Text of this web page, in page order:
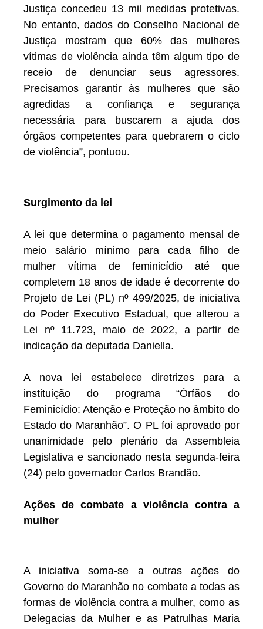
Justiça concedeu 13 mil medidas protetivas.
No entanto, dados do Conselho Nacional de
Justiça mostram que 60% das mulheres
vítimas de violência ainda têm algum tipo de
receio de denunciar seus agressores.
Precisamos garantir às mulheres que são
agredidas a confiança e segurança
necessária para buscarem a ajuda dos
órgãos competentes para quebrarem o ciclo
de violência”, pontuou.
Surgimento da lei
A lei que determina o pagamento mensal de
meio salário mínimo para cada filho de
mulher vítima de feminicídio até que
completem 18 anos de idade é decorrente do
Projeto de Lei (PL) nº 499/2025, de iniciativa
do Poder Executivo Estadual, que alterou a
Lei nº 11.723, maio de 2022, a partir de
indicação da deputada Daniella.
A nova lei estabelece diretrizes para a
instituição do programa “Órfãos do
Feminicídio: Atenção e Proteção no âmbito do
Estado do Maranhão”. O PL foi aprovado por
unanimidade pelo plenário da Assembleia
Legislativa e sancionado nesta segunda-feira
(24) pelo governador Carlos Brandão.
Ações de combate a violência contra a
mulher
A iniciativa soma-se a outras ações do
Governo do Maranhão no combate a todas as
formas de violência contra a mulher, como as
Delegacias da Mulher e as Patrulhas Maria